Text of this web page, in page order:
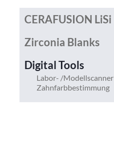
CERAFUSION LiSi
Zirconia Blanks
Digital Tools
Labor- /Modellscanner
Zahnfarbbestimmung